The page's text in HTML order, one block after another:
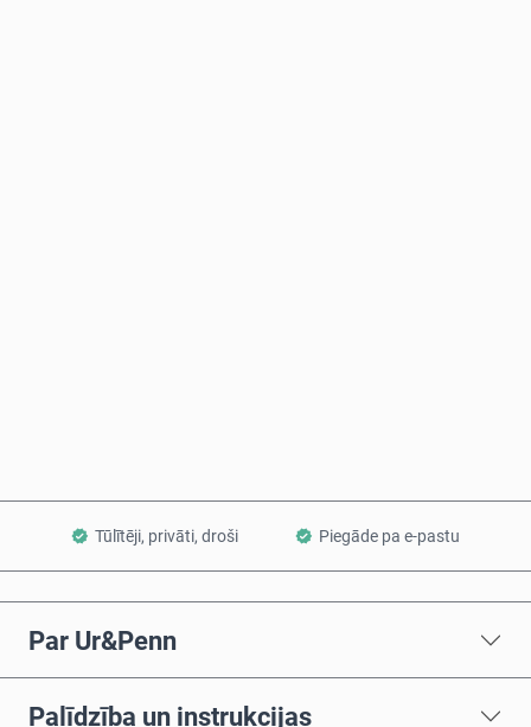
Tūlītēji, privāti, droši Piegāde pa e-pastu
Par Ur&Penn
Palīdzība un instrukcijas